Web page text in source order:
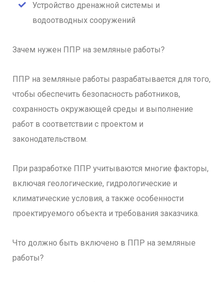
Устройство дренажной системы и
водоотводных сооружений
Зачем нужен ППР на земляные работы?
ППР на земляные работы разрабатывается для того,
чтобы обеспечить безопасность работников,
сохранность окружающей среды и выполнение
работ в соответствии с проектом и
законодательством.
При разработке ППР учитываются многие факторы,
включая геологические, гидрологические и
климатические условия, а также особенности
проектируемого объекта и требования заказчика.
Что должно быть включено в ППР на земляные
работы?